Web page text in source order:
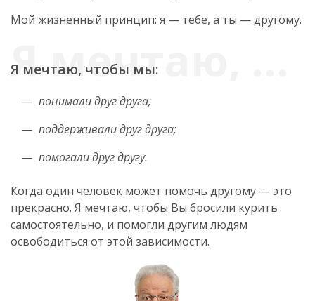
Мой жизненный принцип: я — тебе, а ты — другому.
Я мечтаю, чтобы мы:
понимали друг друга;
поддерживали друг друга;
помогали друг другу.
Когда один человек может помочь другому — это
прекрасно. Я мечтаю, чтобы Вы бросили курить
самостоятельно, и помогли другим людям
освободиться от этой зависимости.